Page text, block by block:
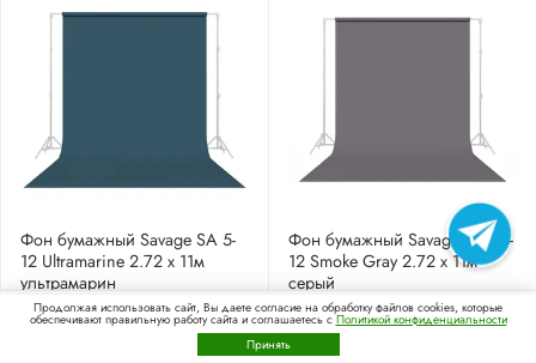
Фон бумажный Savage SA 5-
12 Ultramarine 2.72 x 11м
ультрамарин
8 690 руб
Фон бумажный Savage SA 74-
12 Smoke Gray 2.72 x 11м
серый
8 690 руб
0
Продолжая использовать сайт, Вы даете согласие на обработку файлов cookies, которые
обеспечивают правильную работу сайта и соглашаетесь сПолитикой конфиденциальности
Принять